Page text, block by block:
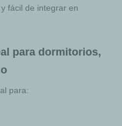
fácil de integrar en
para dormitorios,
para: